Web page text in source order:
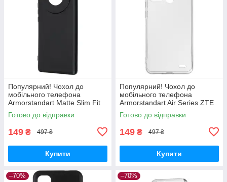
Популярний! Чохол до
мобільного телефона
Armorstandart Matte Slim Fit
Honor Magic5 Lite Camera
cover Black (ARM69395) -
Готово до відправки
149 ₴ 497 ₴
Купити
Популярний! Чохол до
мобільного телефона
Armorstandart Air Series ZTE
Blade A52 Transparent
(ARM63123) - Краща якість
Готово до відправки
149 ₴ 497 ₴
Купити
–70% –70%